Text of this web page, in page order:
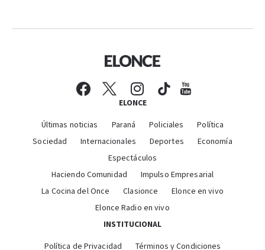
ELONCE
Últimas noticias Paraná Policiales
Política
Sociedad
Internacionales Deportes
Economía
Espectáculos
Haciendo Comunidad
Impulso Empresarial
La Cocina del Once
Clasionce
Elonce en vivo
Elonce Radio en vivo
INSTITUCIONAL
Política de Privacidad Términos y Condiciones